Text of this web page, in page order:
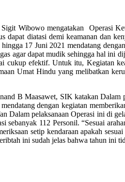
Wibowo mengatakan Operasi
diatasi demi keamanan dan
17 Juni 2021 mendatang
agar dapat mudik sehingga hal ini
efektif. Untuk itu, Kegiatan
Umat Hindu yang melibatkan
B Maasawet, SIK katakan
dengan kegiatan
Dalam pelaksanaan Operasi ini di
112 Personil. “Sesuai
setip kendaraan apakah
ini sudah jelas bahwa tahun ini